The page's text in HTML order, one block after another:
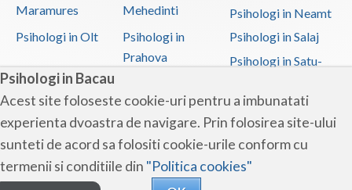
Psihologi in Bacau
Acest site foloseste cookie-uri pentru a imbunatati
experienta dvoastra de navigare. Prin folosirea site-ului
sunteti de acord sa folositi cookie-urile conform cu
termenii si conditiile din "Politica cookies"
Maramures
Mehedinti
Psihologi in Neamt
Psihologi in Olt
Psihologi in
Prahova
Psihologi in Salaj
Psihologi in Satu-
Psihologi in Sibiu
Psihologi in
Suceava
Psihologi in
Teleorman
Psihologi in Timis
Psihologi in Tulcea Psihologi in Valcea
Psihologi in Vaslui
Psihologi in